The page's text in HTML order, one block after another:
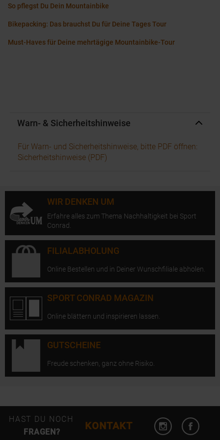
So pflegst Du Dein Mountainbike
Bikepacking: Das brauchst Du für Deine Tages Tour
Must-Haves für Deine mehrtägige Mountainbike-Tour
Warn- & Sicherheitshinweise
Für Warn- und Sicherheitshinweise, bitte PDF öffnen:
Sicherheitshinweise (PDF)
WIR DENKEN UM
Erfahre alles zum Thema Nachhaltigkeit bei Sport
Conrad.
FILIALABHOLUNG
Online Bestellen und in Deiner Wunschfiliale abholen.
SPORT CONRAD MAGAZIN
Online blättern und inspirieren lassen.
GUTSCHEINE
Freude schenken, ganz ohne Risiko.
HAST DU NOCH
FRAGEN?
KONTAKT
Instagram